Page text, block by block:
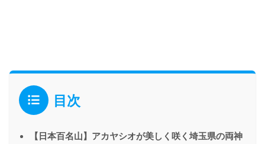
目次
【日本百名山】アカヤシオが美しく咲く埼玉県の両神